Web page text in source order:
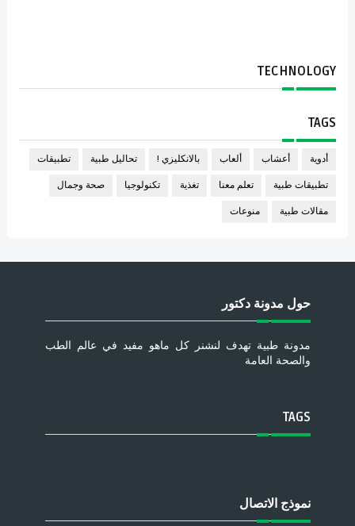
TECHNOLOGY
TAGS
أدوية أعشاب ألعاب بالانكليزي ! تحاليل طبية تطبيقات
تطبيقات طبية تعلم معنا تغذية تكنولوجيا صحة وجمال
مقالات طبية منوعات
حول مدونة دكتور
مدونة طبية تهدف لنشنر كل ماهو مفيد في عالم الطب
والصحة العامة
TAGS
نموذج الاتصال